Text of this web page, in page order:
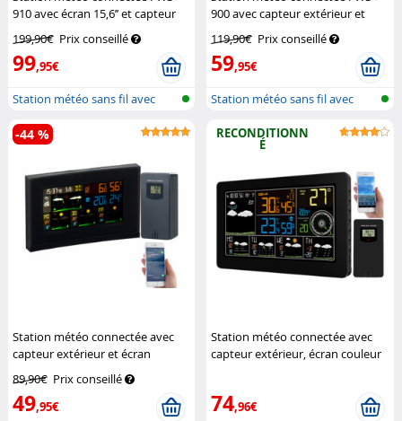
910 avec écran 15,6’’ et capteur
199,90€ Prix conseillé
99,95€
Station météo sans fil avec
sonde e...
900 avec capteur extérieur et
Infactory
119,90€ Prix conseillé
59,95€
Station météo sans fil avec
Station météo connectée avec
capteur extérieur et écran
Infactory
89,90€ Prix conseillé
49,95€
-44 % RECONDITIONN
É
Station météo connectée avec
capteur extérieur, écran couleur
74,96€